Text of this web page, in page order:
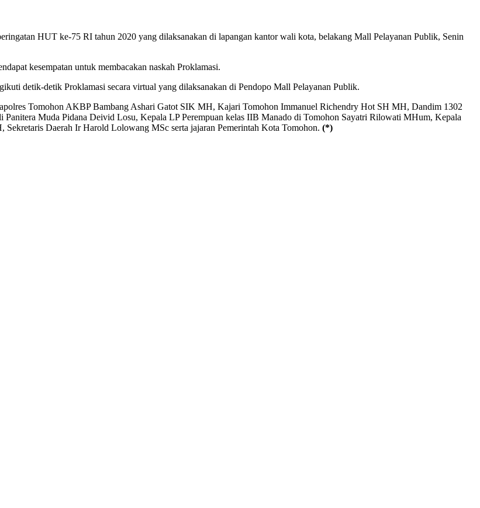
HUT ke-75 RI tahun 2020 yang dilaksanakan di lapangan kantor wali kota, belakang Mall Pelayanan Publik, Senin
kesempatan untuk membacakan naskah Proklamasi.
detik-detik Proklamasi secara virtual yang dilaksanakan di Pendopo Mall Pelayanan Publik.
Tomohon AKBP Bambang Ashari Gatot SIK MH, Kajari Tomohon Immanuel Richendry Hot SH MH, Dandim 1302
Muda Pidana Deivid Losu, Kepala LP Perempuan kelas IIB Manado di Tomohon Sayatri Rilowati MHum, Kepala
Daerah Ir Harold Lolowang MSc serta jajaran Pemerintah Kota Tomohon. (*)